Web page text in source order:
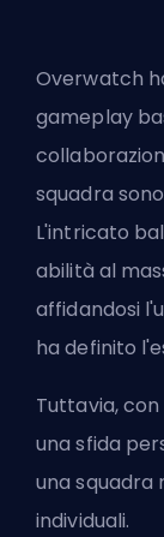
Overwatch
gameplay
squadra
L'intricato
abilità al
affidandosi
ha definito
Tuttavia,
una sfida
una squadra
individuali.